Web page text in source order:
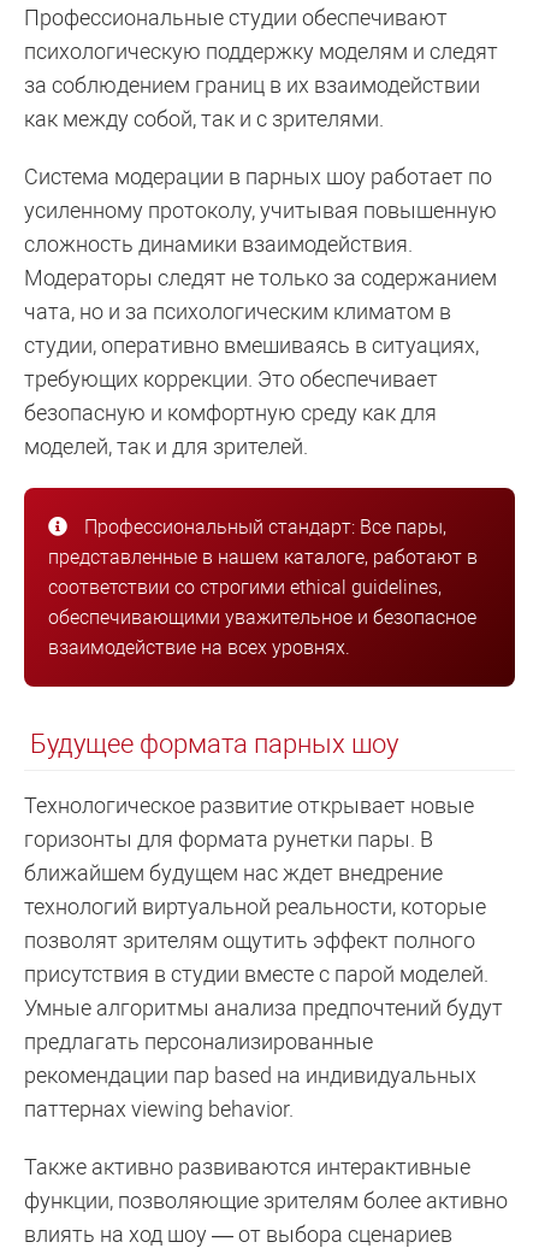
Профессиональные студии обеспечивают
психологическую поддержку моделям и следят
за соблюдением границ в их взаимодействии
как между собой, так и с зрителями.
Система модерации в парных шоу работает по
усиленному протоколу, учитывая повышенную
сложность динамики взаимодействия.
Модераторы следят не только за содержанием
чата, но и за психологическим климатом в
студии, оперативно вмешиваясь в ситуациях,
требующих коррекции. Это обеспечивает
безопасную и комфортную среду как для
моделей, так и для зрителей.
Профессиональный стандарт: Все пары,
представленные в нашем каталоге, работают в
соответствии со строгими ethical guidelines,
обеспечивающими уважительное и безопасное
взаимодействие на всех уровнях.
Будущее формата парных шоу
Технологическое развитие открывает новые
горизонты для формата рунетки пары. В
ближайшем будущем нас ждет внедрение
технологий виртуальной реальности, которые
позволят зрителям ощутить эффект полного
присутствия в студии вместе с парой моделей.
Умные алгоритмы анализа предпочтений будут
предлагать персонализированные
рекомендации пар based на индивидуальных
паттернах viewing behavior.
Также активно развиваются интерактивные
функции, позволяющие зрителям более активно
влиять на ход шоу — от выбора сценариев